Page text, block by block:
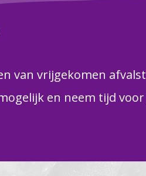
van vrijgekomen
en neem tijd